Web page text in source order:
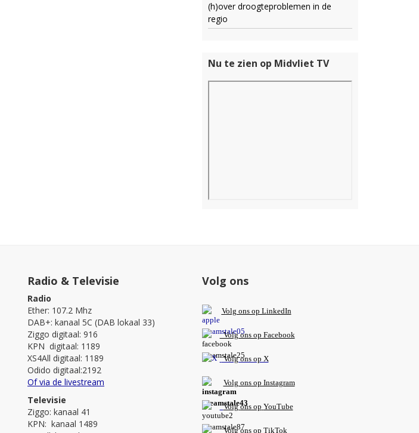
(h)over droogteproblemen in de
regio
Nu te zien op Midvliet TV
Radio & Televisie
Radio
Ether: 107.2 Mhz
DAB+: kanaal 5C (DAB lokaal 33)
Ziggo digitaal: 916
KPN digitaal: 1189
XS4All digitaal: 1189
Odido digitaal:2192
Of via de livestream
Televisie
Ziggo: kanaal 41
KPN: kanaal 1489
Volg ons
Volg ons op LinkedIn
Volg ons op Facebook
Volg ons op X
Volg ons op Instagram
Volgons op YouTube
Volg ons op TikTok